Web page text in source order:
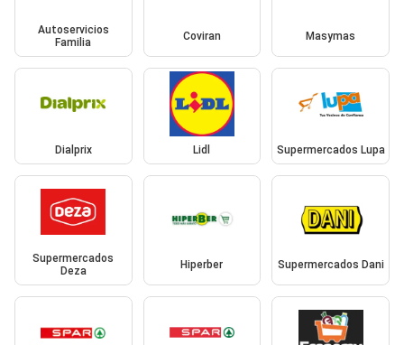
Autoservicios
Familia
Coviran Masymas
Dialprix Lidl Supermercados Lupa
Supermercados
Deza
Hiperber Supermercados Dani